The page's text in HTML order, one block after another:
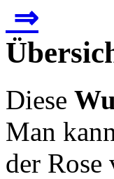
⇒
Diese
Man
der Rose